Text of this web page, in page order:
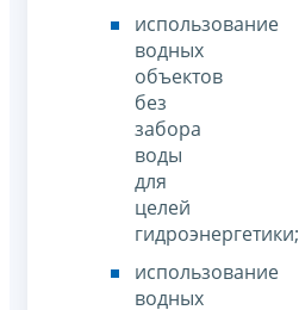
использование
водных
объектов
без
забора
воды
для
целей
гидроэнергетики;
использование
водных